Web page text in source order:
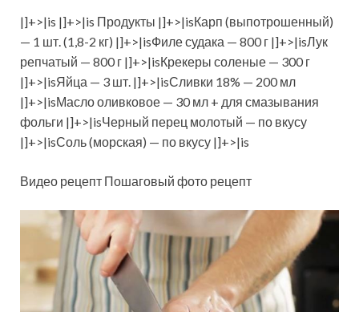
|]+>|is |]+>|is Продукты |]+>|isКарп (выпотрошенный)
— 1 шт. (1,8-2 кг) |]+>|isФиле судака — 800 г |]+>|isЛук
репчатый — 800 г |]+>|isКрекеры соленые — 300 г
|]+>|isЯйца — 3 шт. |]+>|isСливки 18% — 200 мл
|]+>|isМасло оливковое — 30 мл + для смазывания
фольги |]+>|isЧерный перец молотый — по вкусу
|]+>|isСоль (морская) — по вкусу |]+>|is
Видео рецепт Пошаговый фото рецепт